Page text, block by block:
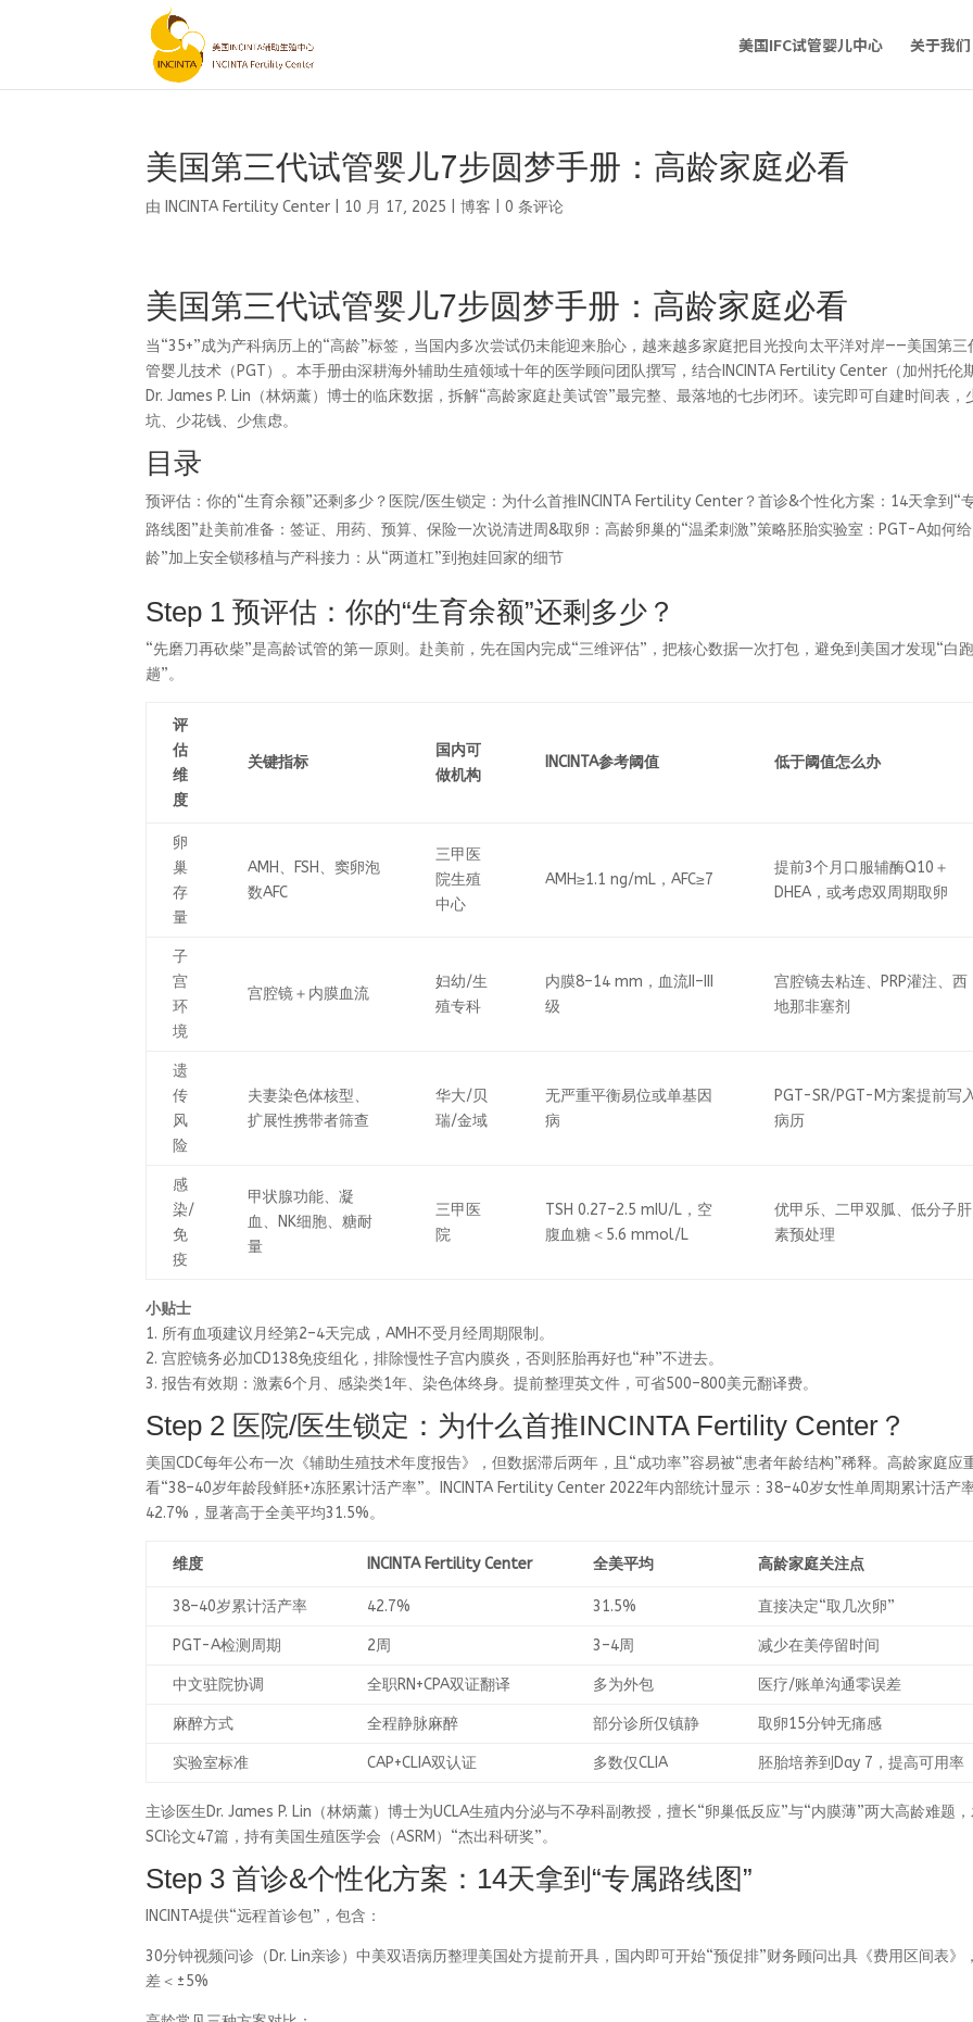
美国IFC试管婴儿中心 关于我们
美国第三代试管婴儿7步圆梦手册：高龄家庭必看
由 INCINTA Fertility Center 10 月 17, 2025 |博客 |0 条评论
美国第三代试管婴儿7步圆梦手册：高龄家庭必看
当“35+”成为产科病历上的“高龄”标签，当国内多次尝试仍未能迎来胎心，越来越多家庭把目光投向太平洋对岸——美国第三
管婴儿技术（PGT）。本手册由深耕海外辅助生殖领域十年的医学顾问团队撰写，结合INCINTA Fertility Center（加州托伦
Dr. James P. Lin（林炳薰）博士的临床数据，拆解“高龄家庭赴美试管”最完整、最落地的七步闭环。读完即可自建时间表，
坑、少花钱、少焦虑。
目录
预评估：你的“生育余额”还剩多少？医院/医生锁定：为什么首推INCINTA Fertility Center？首诊&个性化方案：14天拿到“
路线图”赴美前准备：签证、用药、预算、保险一次说清进周&取卵：高龄卵巢的“温柔刺激”策略胚胎实验室：PGT-A如何
龄”加上安全锁移植与产科接力：从“两道杠”到抱娃回家的细节
Step 1 预评估：你的“生育余额”还剩多少？
“先磨刀再砍柴”是高龄试管的第一原则。赴美前，先在国内完成“三维评估”，把核心数据一次打包，避免到美国才发现“白
趟”。
评
估
维
度
关键指标
国内可
做机构
INCINTA参考阈值 低于阈值怎么办
卵
巢
存
量
AMH、FSH、窦卵泡
数AFC
三甲医
院生殖
中心
AMH≥1.1 ng/mL，AFC≥7
提前3个月口服辅酶Q10＋
DHEA，或考虑双周期取卵
子
宫
环
境
宫腔镜＋内膜血流
妇幼/生
殖专科
内膜8–14 mm，血流II–III
级
宫腔镜去粘连、PRP灌注、西
地那非塞剂
遗
传
风
险
夫妻染色体核型、
扩展性携带者筛查
华大/贝
瑞/金域
无严重平衡易位或单基因
病
PGT-SR/PGT-M方案提前写
病历
感
染/
免
疫
甲状腺功能、凝
血、NK细胞、糖耐
量
三甲医
院
TSH 0.27–2.5 mIU/L，空
腹血糖＜5.6 mmol/L
优甲乐、二甲双胍、低分子肝
素预处理
小贴士
1. 所有血项建议月经第2–4天完成，AMH不受月经周期限制。
2. 宫腔镜务必加CD138免疫组化，排除慢性子宫内膜炎，否则胚胎再好也“种”不进去。
3. 报告有效期：激素6个月、感染类1年、染色体终身。提前整理英文件，可省500–800美元翻译费。
Step 2 医院/医生锁定：为什么首推INCINTA Fertility Center？
美国CDC每年公布一次《辅助生殖技术年度报告》，但数据滞后两年，且“成功率”容易被“患者年龄结构”稀释。高龄家庭应
看“38–40岁年龄段鲜胚+冻胚累计活产率”。INCINTA Fertility Center 2022年内部统计显示：38–40岁女性单周期累计活产
42.7%，显著高于全美平均31.5%。
维度 INCINTA Fertility Center 全美平均 高龄家庭关注点
38–40岁累计活产率 42.7% 31.5% 直接决定“取几次卵”
PGT-A检测周期 2周 3–4周 减少在美停留时间
中文驻院协调 全职RN+CPA双证翻译 多为外包 医疗/账单沟通零误差
麻醉方式 全程静脉麻醉 部分诊所仅镇静 取卵15分钟无痛感
实验室标准 CAP+CLIA双认证 多数仅CLIA 胚胎培养到Day 7，提高可用率
主诊医生Dr. James P. Lin（林炳薰）博士为UCLA生殖内分泌与不孕科副教授，擅长“卵巢低反应”与“内膜薄”两大高龄难题
SCI论文47篇，持有美国生殖医学会（ASRM）“杰出科研奖”。
Step 3 首诊&个性化方案：14天拿到“专属路线图”
INCINTA提供“远程首诊包”，包含：
30分钟视频问诊（Dr. Lin亲诊）中美双语病历整理美国处方提前开具，国内即可开始“预促排”财务顾问出具《费用区间表》
差＜±5%